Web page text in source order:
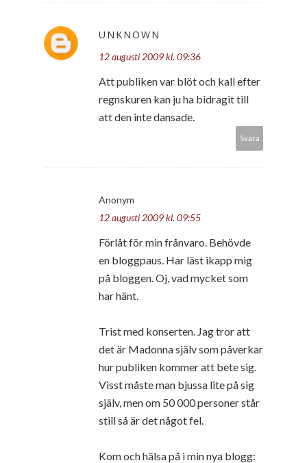
UNKNOWN
12 augusti 2009 kl. 09:36
Att publiken var blöt och kall efter
regnskuren kan ju ha bidragit till
att den inte dansade.
Svara
Anonym
12 augusti 2009 kl. 09:55
Förlåt för min frånvaro. Behövde
en bloggpaus. Har läst ikapp mig
på bloggen. Oj, vad mycket som
har hänt.
Trist med konserten. Jag tror att
det är Madonna själv som påverkar
hur publiken kommer att bete sig.
Visst måste man bjussa lite på sig
själv, men om 50 000 personer står
still så är det något fel.
Kom och hälsa på i min nya blogg: